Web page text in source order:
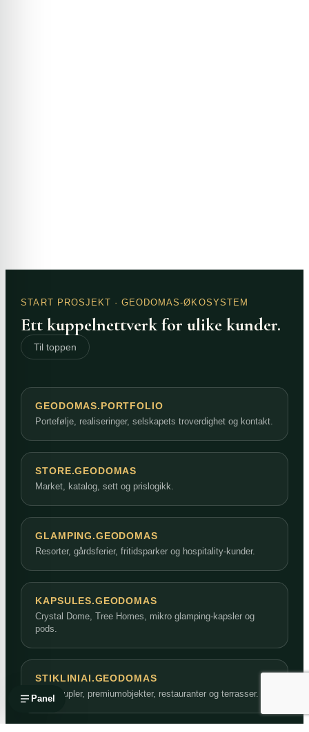
Panel
START PROSJEKT · GEODOMAS-ØKOSYSTEM
Ett kuppelnettverk for ulike kunder.
Til toppen
GEODOMAS.PORTFOLIO
Portefølje, realiseringer, selskapets troverdighet og kontakt.
STORE.GEODOMAS
Market, katalog, sett og prislogikk.
GLAMPING.GEODOMAS
Resorter, gårdsferier, fritidsparker og hospitality-kunder.
KAPSULES.GEODOMAS
Crystal Dome, Tree Homes, mikro glamping-kapsler og
pods.
STIKLINIAI.GEODOMAS
Glasskupler, premiumobjekter, restauranter og terrasser.